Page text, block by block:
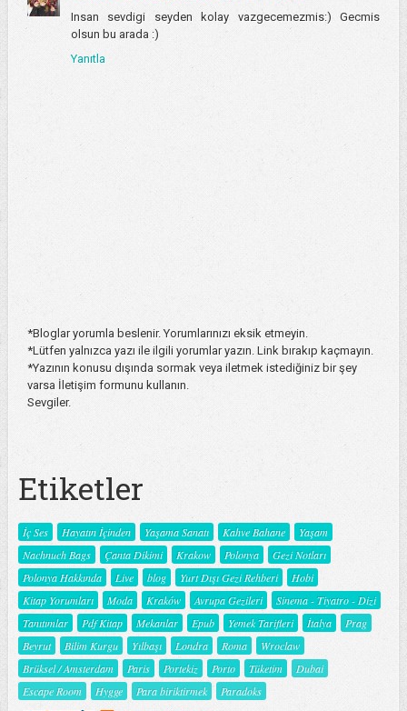
Insan sevdigi seyden kolay vazgecemezmis:) Gecmis
olsun bu arada :)
Yanıtla
*Bloglar yorumla beslenir. Yorumlarınızı eksik etmeyin.
*Lütfen yalnızca yazı ile ilgili yorumlar yazın. Link bırakıp kaçmayın.
*Yazının konusu dışında sormak veya iletmek istediğiniz bir şey
varsa İletişim formunu kullanın.
Sevgiler.
Etiketler
İç Ses Hayatın İçinden Yaşama Sanatı Kahve Bahane
Yaşam
Nachnuch Bags
Çanta Dikimi Krakow Polonya
Gezi Notları
Polonya Hakkında
Live blog Yurt Dışı Gezi Rehberi
Hobi
Kitap Yorumları
Moda Kraków Avrupa Gezileri
Sinema - Tiyatro - Dizi
Tanıtımlar
Pdf Kitap Mekanlar Epub Yemek Tarifleri İtalya
Prag
Beyrut
Bilim Kurgu Yılbaşı Londra Roma
Wroclaw
Brüksel / Amsterdam
Paris Portekiz Porto Tüketim
Dubai
Escape Room
Hygge Para biriktirmek Paradoks